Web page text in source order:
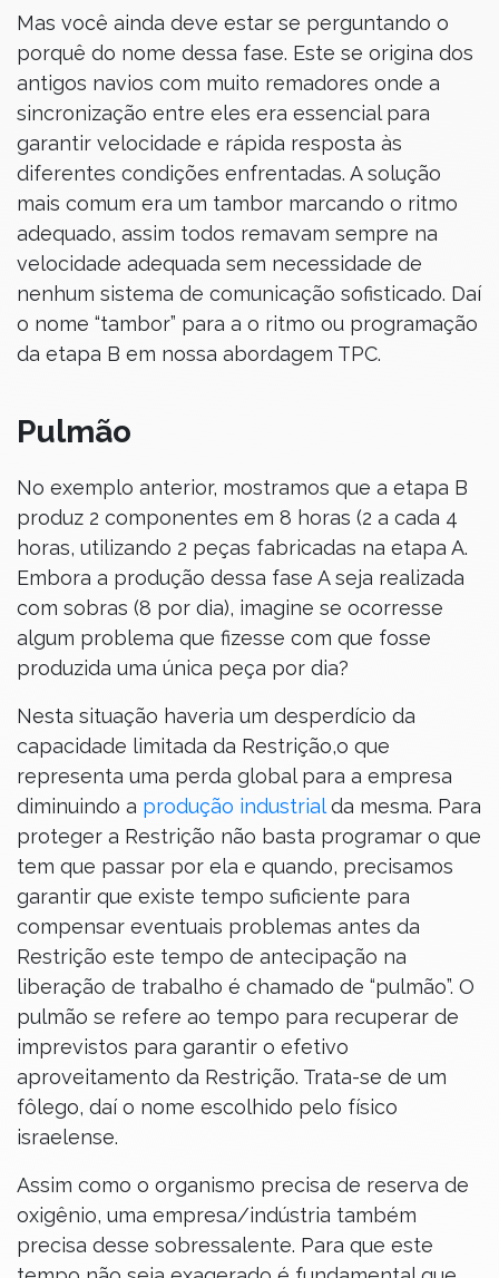
Mas você ainda deve estar se perguntando o
porquê do nome dessa fase. Este se origina dos
antigos navios com muito remadores onde a
sincronização entre eles era essencial para
garantir velocidade e rápida resposta às
diferentes condições enfrentadas. A solução
mais comum era um tambor marcando o ritmo
adequado, assim todos remavam sempre na
velocidade adequada sem necessidade de
nenhum sistema de comunicação sofisticado. Daí
o nome “tambor” para a o ritmo ou programação
da etapa B em nossa abordagem TPC.
Pulmão
No exemplo anterior, mostramos que a etapa B
produz 2 componentes em 8 horas (2 a cada 4
horas, utilizando 2 peças fabricadas na etapa A.
Embora a produção dessa fase A seja realizada
com sobras (8 por dia), imagine se ocorresse
algum problema que fizesse com que fosse
produzida uma única peça por dia?
Nesta situação haveria um desperdício da
capacidade limitada da Restrição,o que
representa uma perda global para a empresa
diminuindo a produção industrialda mesma. Para
proteger a Restrição não basta programar o que
tem que passar por ela e quando, precisamos
garantir que existe tempo suficiente para
compensar eventuais problemas antes da
Restrição este tempo de antecipação na
liberação de trabalho é chamado de “pulmão”. O
pulmão se refere ao tempo para recuperar de
imprevistos para garantir o efetivo
aproveitamento da Restrição. Trata-se de um
fôlego, daí o nome escolhido pelo físico
israelense.
Assim como o organismo precisa de reserva de
oxigênio, uma empresa/indústria também
precisa desse sobressalente. Para que este